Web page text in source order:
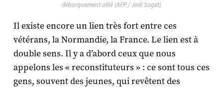
débarquement allié (AFP / Joël Saget)
Il existe encore un lien très fort entre ces
vétérans, la Normandie, la France. Le lien est à
double sens. Il y a d’abord ceux que nous
appelons les « reconstituteurs » : ce sont tous ces
gens, souvent des jeunes, qui revêtent des